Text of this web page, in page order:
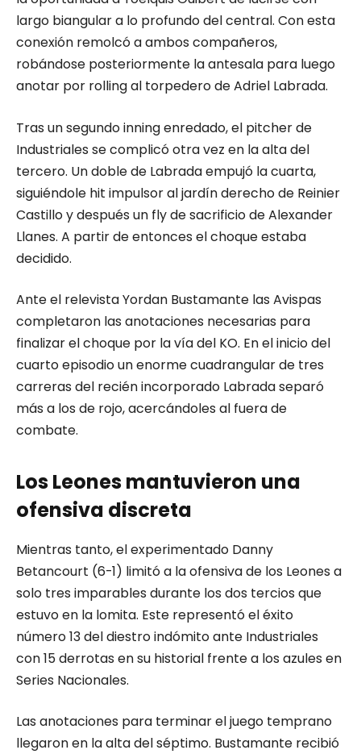
largo biangular a lo profundo del central. Con esta
conexión remolcó a ambos compañeros,
robándose posteriormente la antesala para luego
anotar por rolling al torpedero de Adriel Labrada.
Tras un segundo inning enredado, el pitcher de
Industriales se complicó otra vez en la alta del
tercero. Un doble de Labrada empujó la cuarta,
siguiéndole hit impulsor al jardín derecho de Reinier
Castillo y después un fly de sacrificio de Alexander
Llanes. A partir de entonces el choque estaba
decidido.
Ante el relevista Yordan Bustamante las Avispas
completaron las anotaciones necesarias para
finalizar el choque por la vía del KO. En el inicio del
cuarto episodio un enorme cuadrangular de tres
carreras del recién incorporado Labrada separó
más a los de rojo, acercándoles al fuera de
combate.
Los Leones mantuvieron una
ofensiva discreta
Mientras tanto, el experimentado Danny
Betancourt (6-1) limitó a la ofensiva de los Leones a
solo tres imparables durante los dos tercios que
estuvo en la lomita. Este representó el éxito
número 13 del diestro indómito ante Industriales
con 15 derrotas en su historial frente a los azules en
Series Nacionales.
Las anotaciones para terminar el juego temprano
llegaron en la alta del séptimo. Bustamante recibió